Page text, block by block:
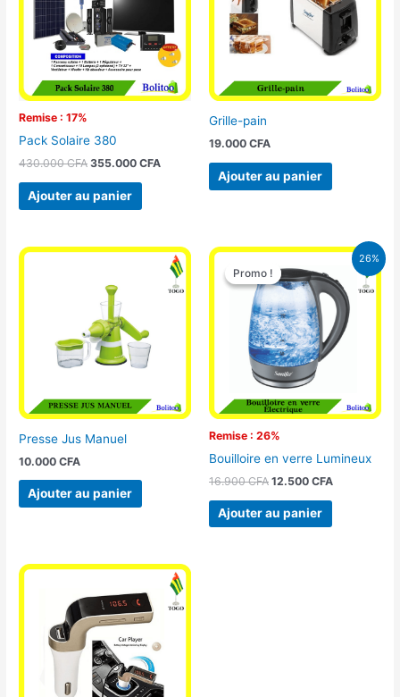
Remise : 17%
Pack Solaire 380
430.000CFA 355.000CFA
Ajouter au panier
Grille-pain
19.000 CFA
Ajouter au panier
Presse Jus Manuel
10.000CFA
Ajouter au panier
26%
Promo !
Remise : 26%
Promo !
Bouilloire en verre Lumineux
16.900CFA
Le
prix
initial
16.900 CFA.
12.500 CFA
Le
prix
actuel
est :
12.500 CFA.
Ajouter au panier